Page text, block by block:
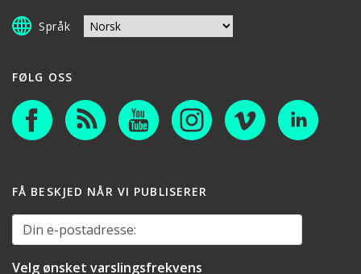
Språk
FØLG OSS
FÅ BESKJED NÅR VI PUBLISERER
Din e-postadresse:
Velg ønsket varslingsfrekvens